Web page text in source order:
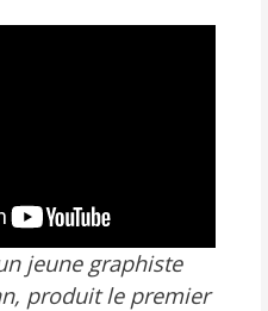
jeune graphiste
produit le premier